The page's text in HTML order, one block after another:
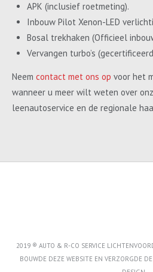
APK (inclusief roetmeting).
Inbouw Pilot Xenon-LED
Bosal trekhaken (Officieel
Vervangen turbo’s
Neem contact met ons op voor het
wanneer u meer wilt weten over
leenautoservice en de regionale
2019 ® AUTO & R-CO SERVICE
BOUWDE DEZE WEBSITE EN VERZORGDE